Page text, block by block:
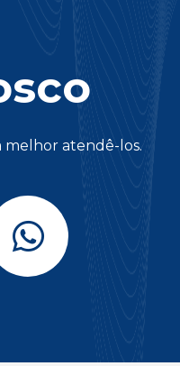
melhor atendê-los.